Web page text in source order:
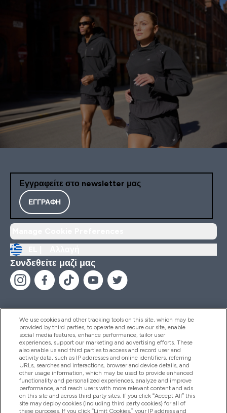
Εγγραφείτε στο newsletter μας
ΕΓΓΡΑΦΉ
Συνδεθείτε μαζί μας
Βοήθεια & Πληροφορίες
Προϊόντα
Εταιρικές Πληροφορίες
We use cookies and other tracking tools on this site, which may be
provided by third parties, to operate and secure our site, enable
social media features, enhance performance, tailor user
experiences, support our marketing and advertising efforts. These
also enable us and third parties to access and record user and
activity data, such as IP addresses and online identifiers, referring
URLs, searches and interactions, browser and device details, and
other usage information, which may be used to provide enhanced
functionality and personalized experiences, analyze and improve
performance, and reach users with more relevant content and ads
on this site and across third party sites. If you click “Accept All” this
site may deploy cookies (including third party cookies) for all of
these purposes. If you click “Limit Cookies,” your IP address and